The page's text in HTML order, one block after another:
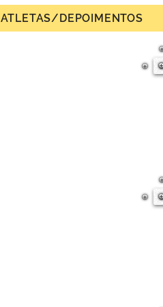
ATLETAS/DEPOIMENTOS